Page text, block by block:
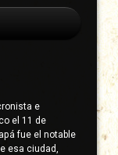
Miranda, Píndaro
e
el 11 de
fue el notable
esa ciudad,